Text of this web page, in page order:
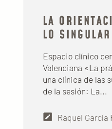
LA
LO SINGULAR
Espacio clínico
Valenciana «La
una clínica de las
de la sesión: La...
Raquel García